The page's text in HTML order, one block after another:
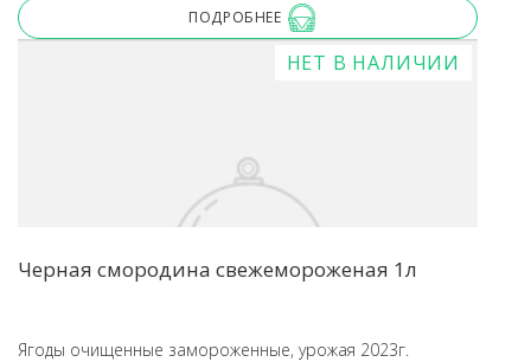
ПОДРОБНЕЕ
НЕТ В НАЛИЧИИ
Черная смородина свежемороженая 1л
Ягоды очищенные замороженные, урожая 2023г.